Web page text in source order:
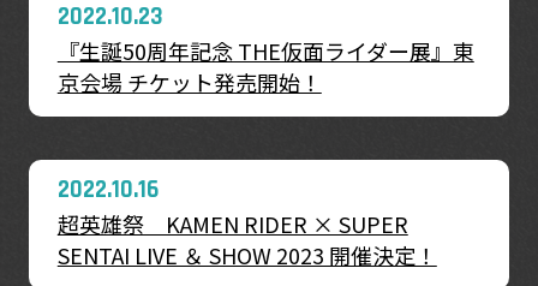
2022.10.23
『生誕50周年記念 THE仮面ライダー展』東
京会場 チケット発売開始！
2022.10.16
超英雄祭 KAMEN RIDER × SUPER
SENTAI LIVE ＆ SHOW 2023 開催決定！